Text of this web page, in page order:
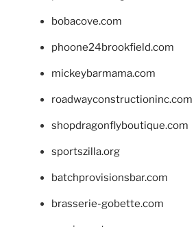
bobacove.com
phoone24brookfield.com
mickeybarmama.com
roadwayconstructioninc.com
shopdragonflyboutique.com
sportszilla.org
batchprovisionsbar.com
brasserie-gobette.com